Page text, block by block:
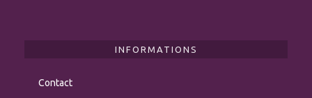
INFORMATIONS
Contact